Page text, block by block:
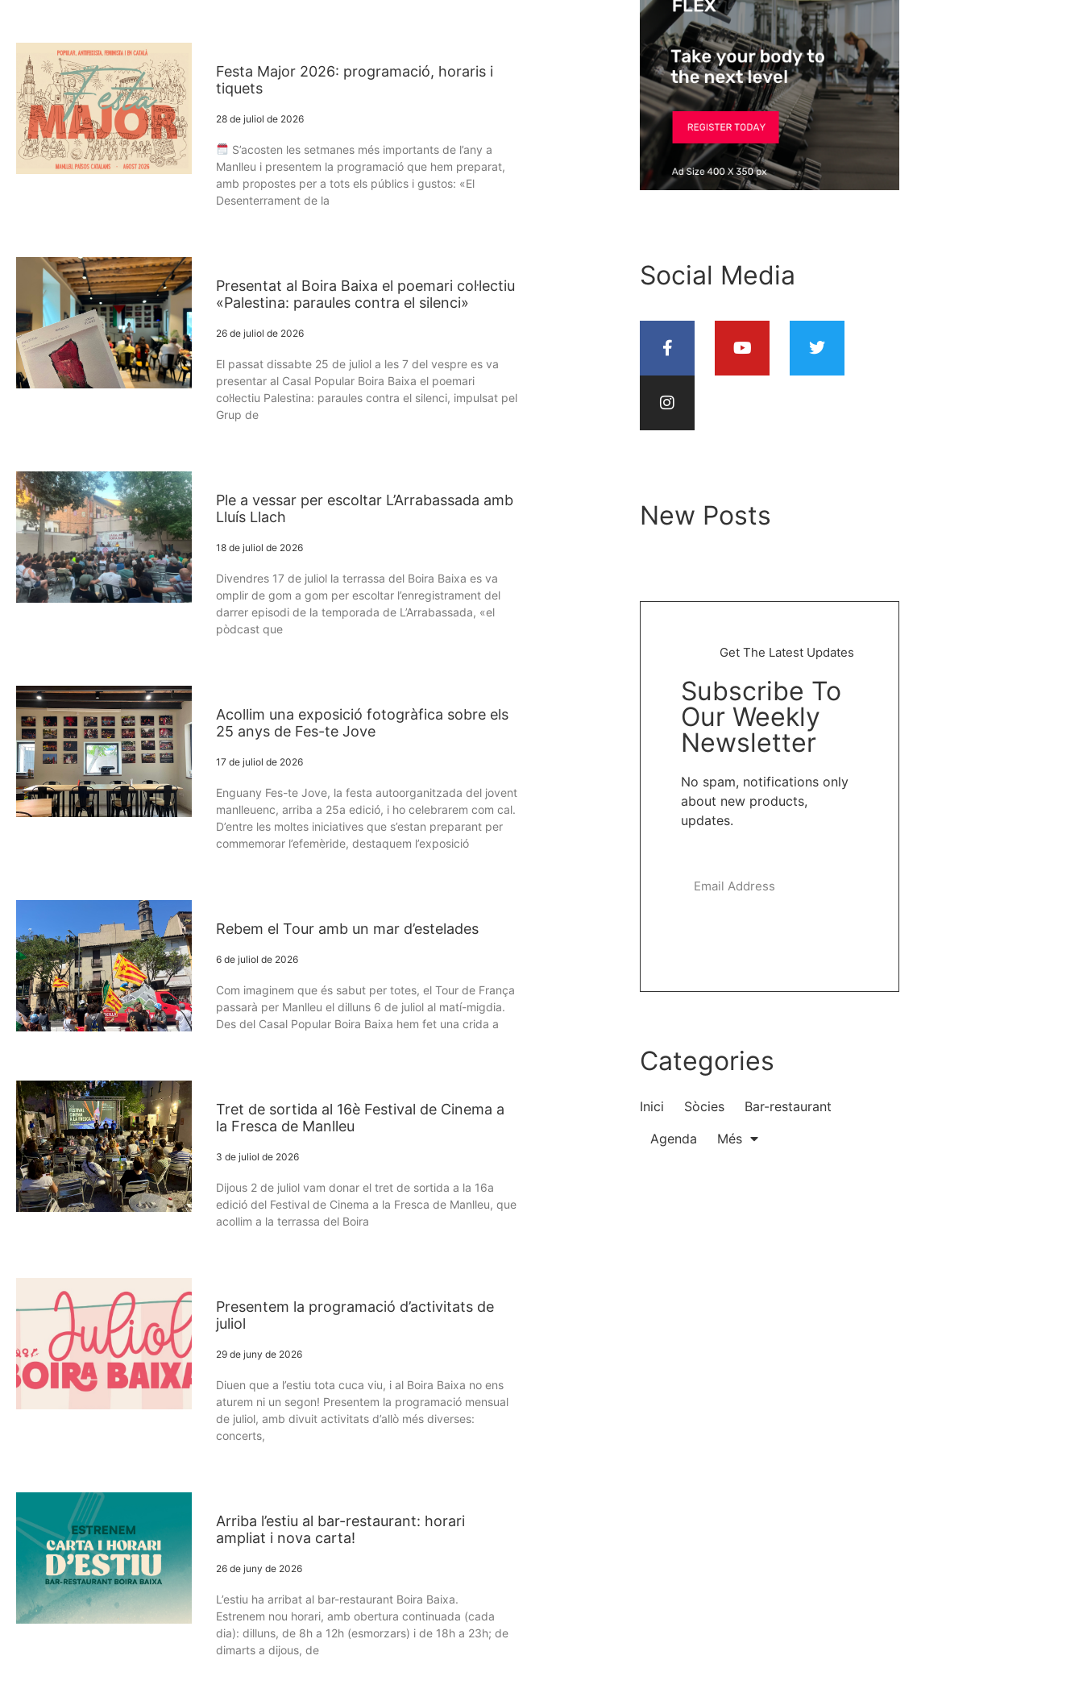
Festa Major 2026: programació, horaris i
tiquets
28 de juliol de 2026
S’acosten les setmanes més importants de l’any a
Manlleu i presentem la programació que hem preparat,
amb propostes per a tots els públics i gustos: «El
Desenterrament de la
Presentat al Boira Baixa el poemari col·lectiu
«Palestina: paraules contra el silenci»
26 de juliol de 2026
El passat dissabte 25 de juliol a les 7 del vespre es va
presentar al Casal Popular Boira Baixa el poemari
col·lectiu Palestina: paraules contra el silenci, impulsat pel
Grup de
Ple a vessar per escoltar L’Arrabassada amb
Lluís Llach
18 de juliol de 2026
Divendres 17 de juliol la terrassa del Boira Baixa es va
omplir de gom a gom per escoltar l’enregistrament del
darrer episodi de la temporada de L’Arrabassada, «el
pòdcast que
Acollim una exposició fotogràfica sobre els
25 anys de Fes-te Jove
17 de juliol de 2026
Enguany Fes-te Jove, la festa autoorganitzada del jovent
manlleuenc, arriba a 25a edició, i ho celebrarem com cal.
D’entre les moltes iniciatives que s’estan preparant per
commemorar l’efemèride, destaquem l’exposició
Rebem el Tour amb un mar d’estelades
6 de juliol de 2026
Com imaginem que és sabut per totes, el Tour de França
passarà per Manlleu el dilluns 6 de juliol al matí-migdia.
Des del Casal Popular Boira Baixa hem fet una crida a
Tret de sortida al 16è Festival de Cinema a
la Fresca de Manlleu
3 de juliol de 2026
Dijous 2 de juliol vam donar el tret de sortida a la 16a
edició del Festival de Cinema a la Fresca de Manlleu, que
acollim a la terrassa del Boira
Presentem la programació d’activitats de
juliol
29 de juny de 2026
Diuen que a l’estiu tota cuca viu, i al Boira Baixa no ens
aturem ni un segon! Presentem la programació mensual
de juliol, amb divuit activitats d’allò més diverses:
concerts,
Arriba l’estiu al bar-restaurant: horari
ampliat i nova carta!
26 de juny de 2026
L’estiu ha arribat al bar-restaurant Boira Baixa.
Estrenem nou horari, amb obertura continuada (cada
dia): dilluns, de 8h a 12h (esmorzars) i de 18h a 23h; de
dimarts a dijous, de
Social Media
New Posts
Get The Latest Updates
Subscribe To
Our Weekly
Newsletter
No spam, notifications only
about new products,
updates.
Categories
Inici Sòcies
Bar-restaurant
Agenda
Més